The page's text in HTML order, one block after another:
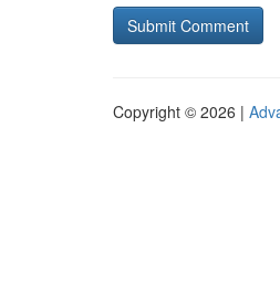
Copyright © 2026 |